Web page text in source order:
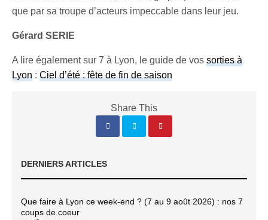
que par sa troupe d’acteurs impeccable dans leur jeu.
Gérard SERIE
A lire également sur 7 à Lyon, le guide de vossorties à
Lyon :Ciel d’été : fête de fin de saison
Share This
DERNIERS ARTICLES
Que faire à Lyon ce week-end ? (7 au 9 août 2026) : nos 7
coups de coeur